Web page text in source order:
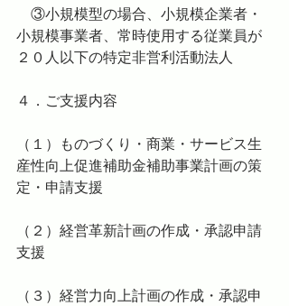
③小規模型の場合、小規模企業者・
小規模事業者、常時使用する従業員が
２０人以下の特定非営利活動法人
４．ご支援内容
（１）ものづくり・商業・サービス生
産性向上促進補助金補助事業計画の策
定・申請支援
（２）経営革新計画の作成・承認申請
支援
（３）経営力向上計画の作成・承認申